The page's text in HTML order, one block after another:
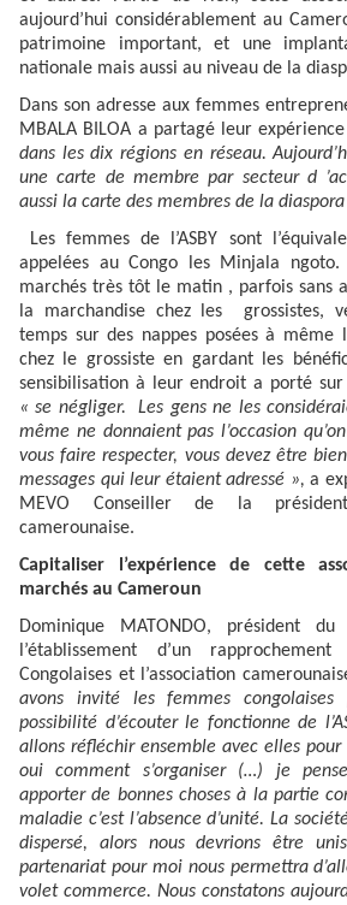
aujourd’hui considérablement au
patrimoine important, et une
nationale mais aussi au niveau de la
Dans son adresse aux femmes
MBALA BILOA a partagé leur
dans les dix régions en réseau.
une carte de membre par secteur d
aussi la carte des membres de la diaspora
Les femmes de l’ASBY sont
appelées au Congo les Minjala ngoto.
marchés très tôt le matin , parfois sans
la marchandise chez les grossistes,
temps sur des nappes posées à même
chez le grossiste en gardant les
sensibilisation à leur endroit a porté
« se négliger. Les gens ne les
même ne donnaient pas l’occasion
vous faire respecter, vous devez être
messages qui leur étaient adressé »,a
MEVO Conseiller de la
camerounaise.
Capitaliser l’expérience de cette
marchés au Cameroun
Dominique MATONDO, président du
l’établissement d’un
Congolaises et l’association
avons invité les femmes
possibilité d’écouter le fonctionne de
allons réfléchir ensemble avec elles
oui comment s’organiser (…) je
apporter de bonnes choses à la partie
maladie c’est l’absence d’unité. La
dispersé, alors nous devrions être
partenariat pour moi nous permettra
volet commerce. Nous constatons